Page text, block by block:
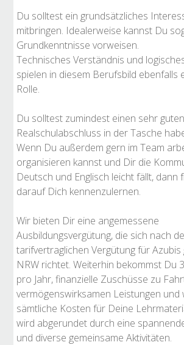
Du solltest ein grundsätzliches
mitbringen. Idealerweise kannst Du
Grundkenntnisse vorweisen.
Technisches Verständnis und
spielen in diesem Berufsbild ebenfalls
Rolle.
Du solltest zumindest einen sehr guten
Realschulabschluss in der Tasche
Wenn Du außerdem gern im Team
organisieren kannst und Dir die
Deutsch und Englisch leicht fällt, dann
darauf Dich kennenzulernen.
Wir bieten Dir eine angemessene
Ausbildungsvergütung, die sich nach
tarifvertraglichen Vergütung für Azubis
NRW richtet. Weiterhin bekommst Du
pro Jahr, finanzielle Zuschüsse zu
vermögenswirksamen Leistungen und
sämtliche Kosten für Deine
wird abgerundet durch eine
und diverse gemeinsame Aktivitäten.